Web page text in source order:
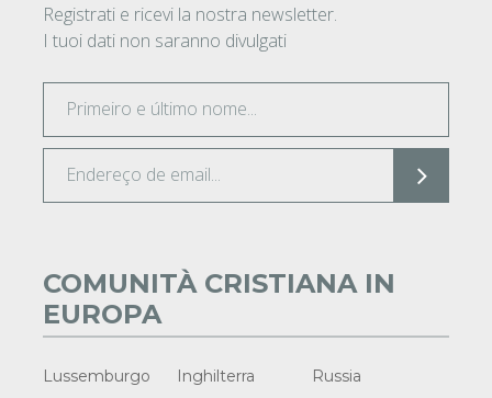
Registrati e ricevi la nostra newsletter.
I tuoi dati non saranno divulgati
COMUNITÀ CRISTIANA IN
EUROPA
Lussemburgo Inghilterra
Russia